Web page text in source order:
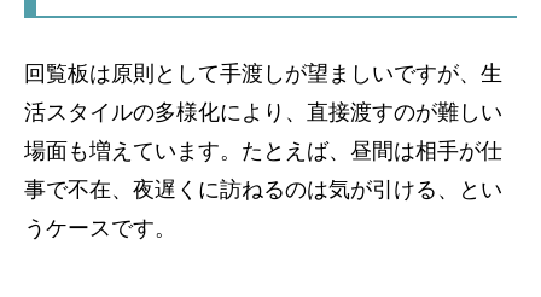
回覧板は原則として手渡しが望ましいですが、生
活スタイルの多様化により、直接渡すのが難しい
場面も増えています。たとえば、昼間は相手が仕
事で不在、夜遅くに訪ねるのは気が引ける、とい
うケースです。